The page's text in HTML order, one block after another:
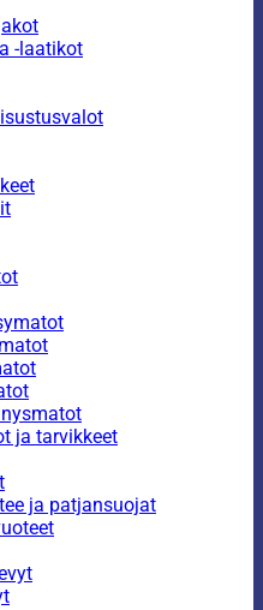
-laatikot
ja tarvikkeet
ja patjansuojat